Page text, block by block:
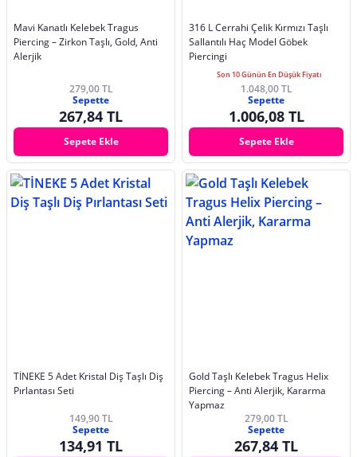
Mavi Kanatlı Kelebek Tragus
Piercing – Zirkon Taşlı, Gold, Anti
Alerjik
279,00 TL
Sepette
267,84 TL
Sepete Ekle
316 L Cerrahi Çelik Kırmızı Taşlı
Sallantılı Haç Model Göbek
Piercingi
Son 10 Günün En Düşük Fiyatı
1.048,00 TL
Sepette
1.006,08 TL
Sepete Ekle
TİNEKE 5 Adet Kristal Diş Taşlı Diş
Pırlantası Seti
149,90 TL
Sepette
134,91 TL
Gold Taşlı Kelebek Tragus Helix
Piercing – Anti Alerjik, Kararma
Yapmaz
279,00 TL
Sepette
267,84 TL